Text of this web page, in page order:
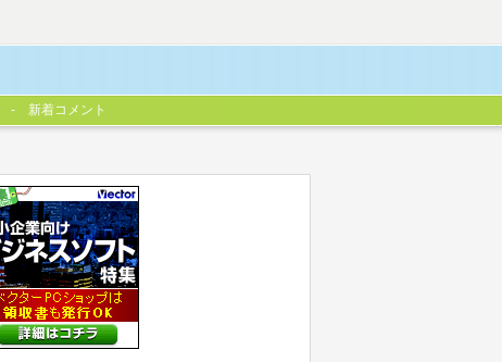
新着コメント